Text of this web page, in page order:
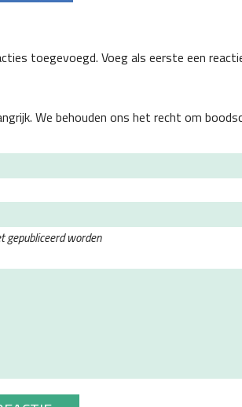
toegevoegd. Voeg als eerste een
We behouden ons het recht om
gepubliceerd worden